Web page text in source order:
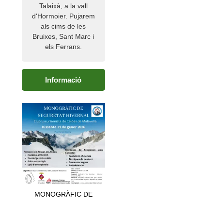
Talaixà, a la vall
d'Hormoier. Pujarem
als cims de les
Bruixes, Sant Marc i
els Ferrans.
Informació
MONOGRÀFIC DE